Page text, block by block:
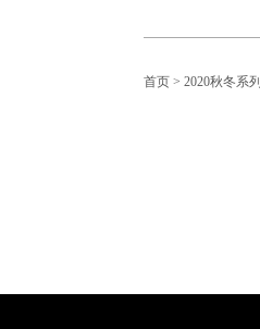
首页 > 2020秋冬系列